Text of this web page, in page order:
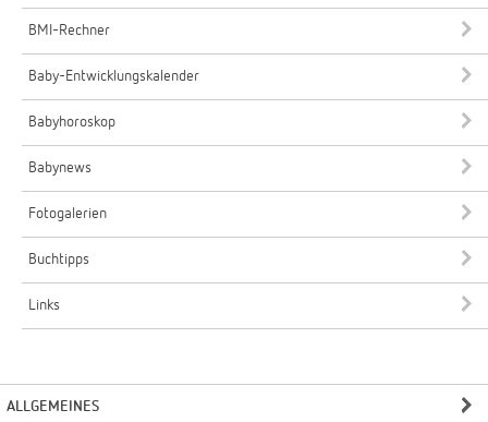
BMI-Rechner
Baby-Entwicklungskalender
Babyhoroskop
Babynews
Fotogalerien
Buchtipps
Links
ALLGEMEINES